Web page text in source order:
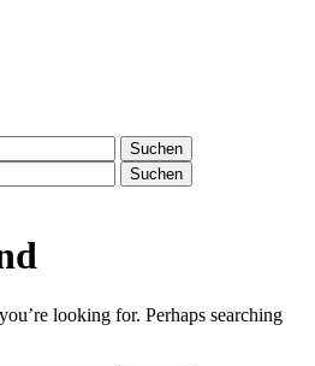
looking for. Perhaps searching